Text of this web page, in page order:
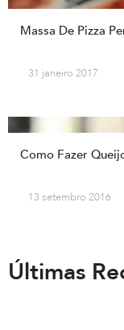
Massa De Pizza
31 janeiro 2017
Como Fazer
13 setembro 2016
Últimas